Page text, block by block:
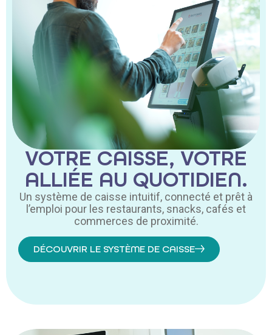
VOTRE CAISSE, VOTRE
ALLIÉE AU QUOTIDIEN.
Un système de caisse intuitif, connecté et prêt à
l’emploi pour les restaurants, snacks, cafés et
commerces de proximité.
DÉCOUVRIR LE SYSTÈME DE CAISSE